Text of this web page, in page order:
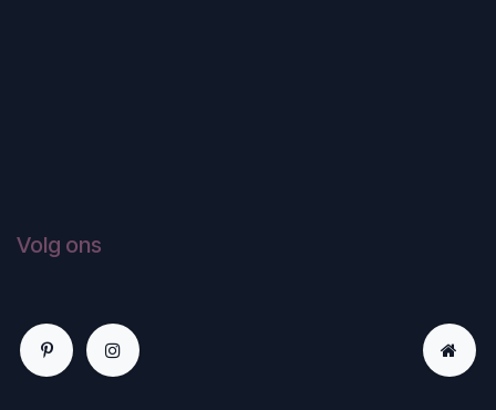
Volg ons